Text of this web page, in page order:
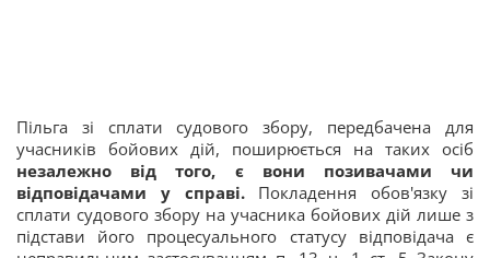
Пільга зі сплати судового збору, передбачена для
учасників бойових дій, поширюється на таких осіб
незалежно від того, є вони позивачами чи
відповідачами у справі.Покладення обов'язку зі
сплати судового збору на учасника бойових дій лише з
підстави його процесуального статусу відповідача є